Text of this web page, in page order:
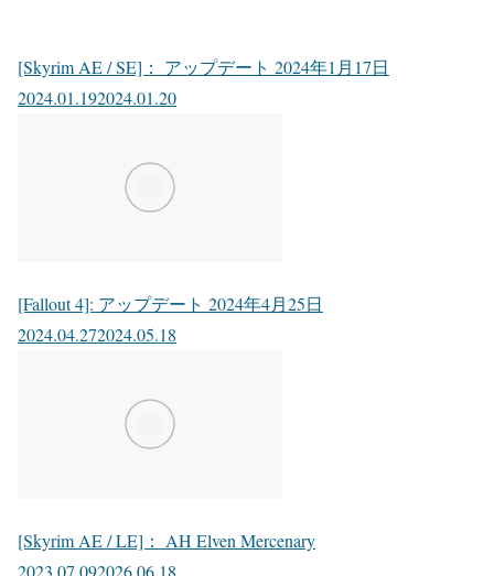
[Skyrim AE / SE]： アップデート 2024年1月17日
2024.01.192024.01.20
[Fallout 4]: アップデート 2024年4月25日
2024.04.272024.05.18
[Skyrim AE / LE]： AH Elven Mercenary
2023.07.092026.06.18